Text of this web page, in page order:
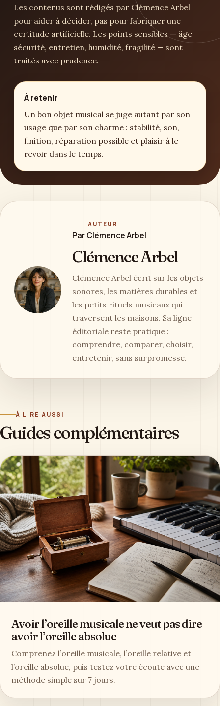
Les contenus sont rédigés par Clémence Arbel
pour aider à décider, pas pour fabriquer une
certitude artificielle. Les points sensibles — âge,
sécurité, entretien, humidité, fragilité — sont
traités avec prudence.
À retenir
Un bon objet musical se juge autant par son
usage que par son charme : stabilité, son,
finition, réparation possible et plaisir à le
revoir dans le temps.
AUTEUR
Par Clémence Arbel
Clémence Arbel
Clémence Arbel écrit sur les objets
sonores, les matières durables et
les petits rituels musicaux qui
traversent les maisons. Sa ligne
éditoriale reste pratique :
comprendre, comparer, choisir,
entretenir, sans surpromesse.
À LIRE AUSSI
Guides complémentaires
Avoir l’oreille musicale ne veut pas dire
avoir l’oreille absolue
Comprenez l’oreille musicale, l’oreille relative et
l’oreille absolue, puis testez votre écoute avec une
méthode simple sur 7 jours.